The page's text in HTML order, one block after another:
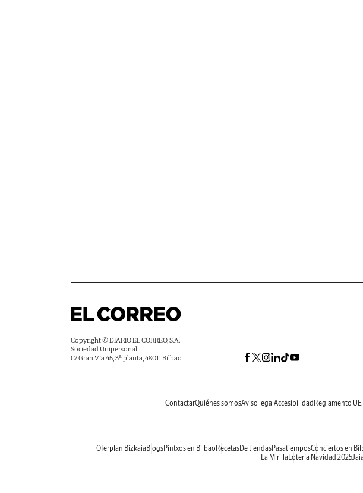
Copyright © DIARIO EL CORREO, S.A.
Sociedad Unipersonal.
C/ Gran Vía 45, 3ª planta, 48011 Bilbao
ContactarQuiénes somosAviso legal Accesibilidad Reglamento
Oferplan Bizkaia BlogsPintxos en Bilbao RecetasDe tiendasPasatiemposConciertos en
La Mirilla Lotería Navidad 2025